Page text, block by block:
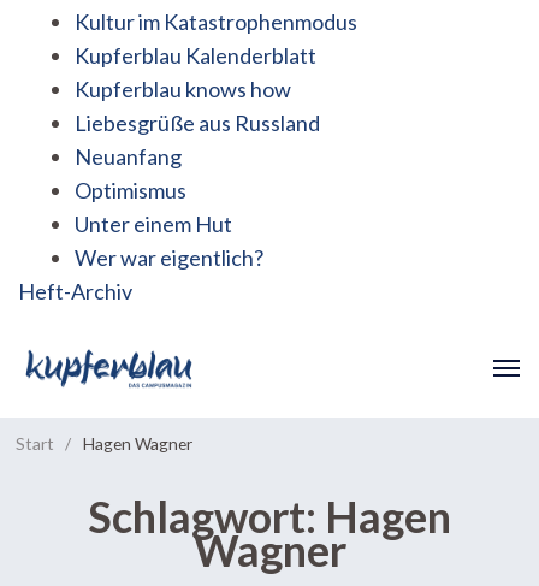
Kultur im Katastrophenmodus
Kupferblau Kalenderblatt
Kupferblau knows how
Liebesgrüße aus Russland
Neuanfang
Optimismus
Unter einem Hut
Wer war eigentlich?
Heft-Archiv
Start / Hagen Wagner
Schlagwort: Hagen
Wagner